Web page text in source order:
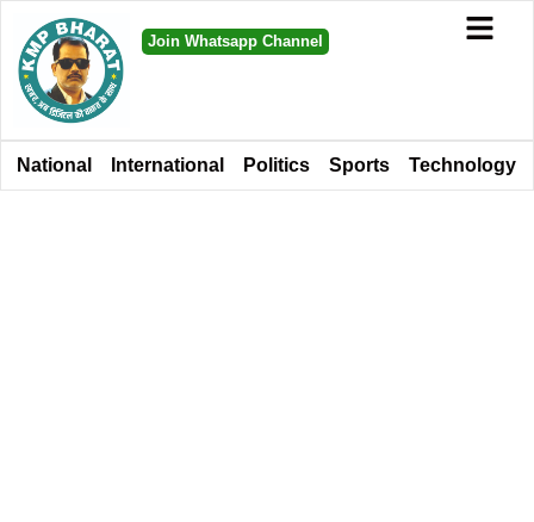
Join Whatsapp Channel
National International Politics Sports Technology